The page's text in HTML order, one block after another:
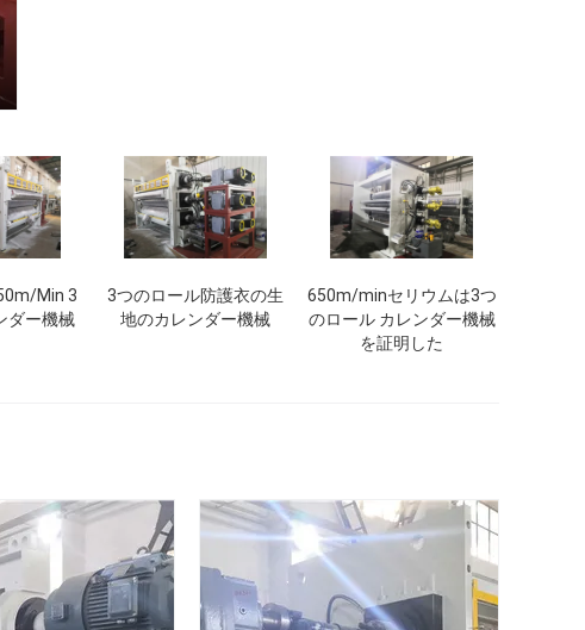
Min 3
ダー機械
3つのロール防護衣の生
地のカレンダー機械
650m/minセリウムは3つ
のロール カレンダー機械
を証明した